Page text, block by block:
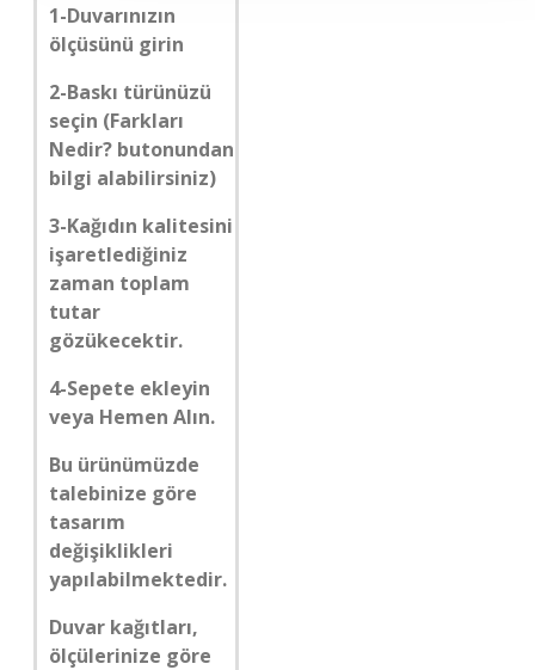
1-Duvarınızın
ölçüsünü girin
2-Baskı türünüzü
seçin (Farkları
Nedir? butonundan
bilgi alabilirsiniz)
3-Kağıdın kalitesini
işaretlediğiniz
zaman toplam
tutar
gözükecektir.
4-Sepete ekleyin
veya Hemen Alın.
Bu ürünümüzde
talebinize göre
tasarım
değişiklikleri
yapılabilmektedir.
Duvar kağıtları,
ölçülerinize göre